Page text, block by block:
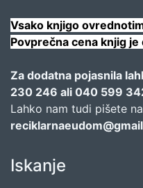
Vsako knjigo
Povprečna cena knjig je
Za dodatna pojasnila
230 246 ali 040 599
Lahko nam tudi pišete
Iskanje